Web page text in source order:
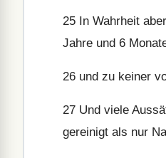
25 In Wahrheit
Jahre und 6
26 und zu keiner
27 Und viele
gereinigt als nur